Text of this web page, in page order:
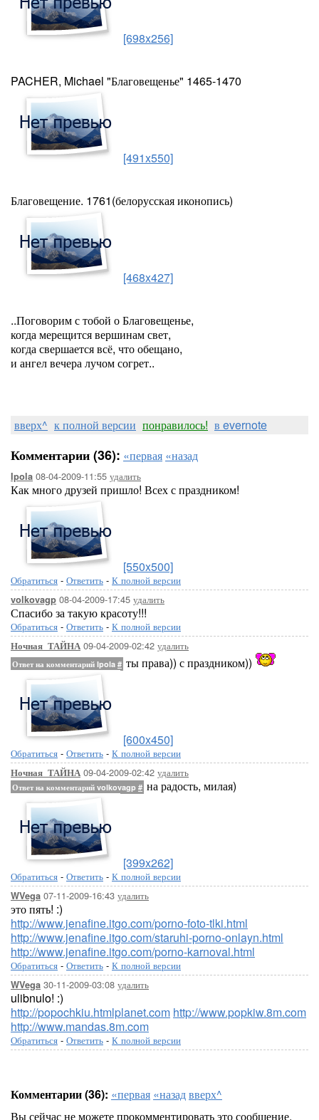
[698x256]
PACHER, Michael "Благовещенье" 1465-1470
[491x550]
Благовещение. 1761(белорусская иконопись)
[468x427]
..Поговорим с тобой о Благовещенье,
когда мерещится вершинам свет,
когда свершается всё, что обещано,
и ангел вечера лучом согрет..
вверх^ к полной версии понравилось! в evernote
Комментарии (36): «первая «назад
Ipola 08-04-2009-11:55 удалить
Как много друзей пришло! Всех с праздником!
[550x500]
Обратиться - Ответить - К полной версии
volkovagp 08-04-2009-17:45 удалить
Спасибо за такую красоту!!!
Обратиться - Ответить - К полной версии
Ночная_ТАЙНА 09-04-2009-02:42 удалить
Ответ на комментарий Ipola # ты права)) с праздником))
[600x450]
Обратиться - Ответить - К полной версии
Ночная_ТАЙНА 09-04-2009-02:42 удалить
Ответ на комментарий volkovagp # на радость, милая)
[399x262]
Обратиться - Ответить - К полной версии
WVega 07-11-2009-16:43 удалить
это пять! :)
http://www.jenafine.itgo.com/porno-foto-tlki.html
http://www.jenafine.itgo.com/staruhi-porno-onlayn.html
http://www.jenafine.itgo.com/porno-karnoval.html
Обратиться - Ответить - К полной версии
WVega 30-11-2009-03:08 удалить
ulibnulo! :)
http://popochkiu.htmlplanet.com http://www.popkiw.8m.com
http://www.mandas.8m.com
Обратиться - Ответить - К полной версии
Комментарии (36): «первая «назадвверх^
Вы сейчас не можете прокомментировать это сообщение.